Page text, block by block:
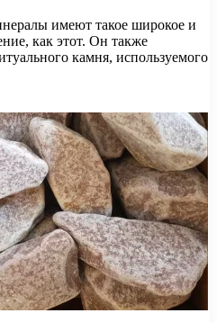
имеют такое широкое и
как этот. Он также
камня, используемого